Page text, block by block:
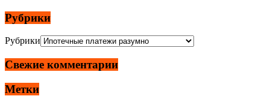
Рубрики
Рубрики
Свежие комментарии
Метки